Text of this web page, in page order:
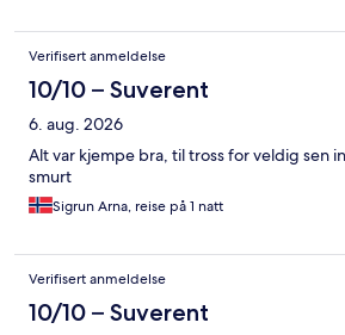
Verifisert anmeldelse
10/10 – Suverent
6. aug. 2026
Alt var kjempe bra, til tross for veldig sen
smurt
Sigrun Arna, reise på 1 natt
Verifisert anmeldelse
10/10 – Suverent